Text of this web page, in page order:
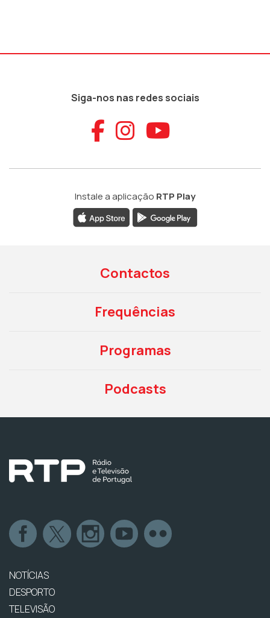
Siga-nos nas redes sociais
Aceder ao
Aceder ao
Aceder
Instale a aplicação RTP Play
Contactos
Frequências
Programas
Podcasts
NOTÍCIAS
DESPORTO
TELEVISÃO